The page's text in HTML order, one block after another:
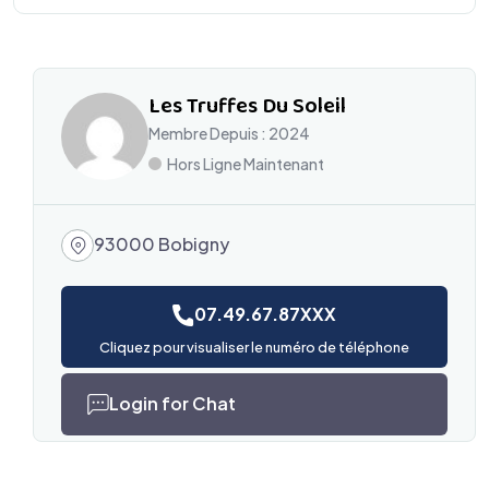
Les Truffes Du Soleil
Membre Depuis : 2024
Hors Ligne Maintenant
93000 Bobigny
07.49.67.87XXX
Cliquez pour visualiser le numéro de téléphone
Login for Chat